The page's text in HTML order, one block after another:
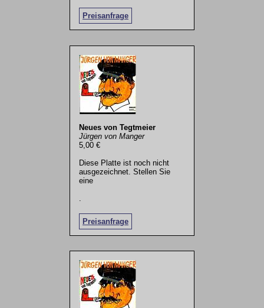
Preisanfrage
Neues von Tegtmeier
Jürgen von Manger
5,00 €
Diese Platte ist noch nicht
ausgezeichnet. Stellen Sie
eine
Preisanfrage
.